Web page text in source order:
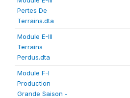
Pertes De
Terrains.dta
Module E-III
Terrains
Perdus.dta
Module F-I
Production
Grande Saison -